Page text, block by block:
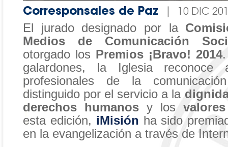
Corresponsales de Paz 10 DIC
El jurado designado por la
Medios de Comunicación
otorgado los Premios ¡Bravo! 2014
galardones, la Iglesia reconoce
profesionales de la
distinguido por el servicio a la
derechos humanos y los
esta edición, iMisión ha sido
en la evangelización a través de